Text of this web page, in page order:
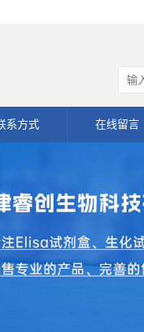
系方式 在线留言